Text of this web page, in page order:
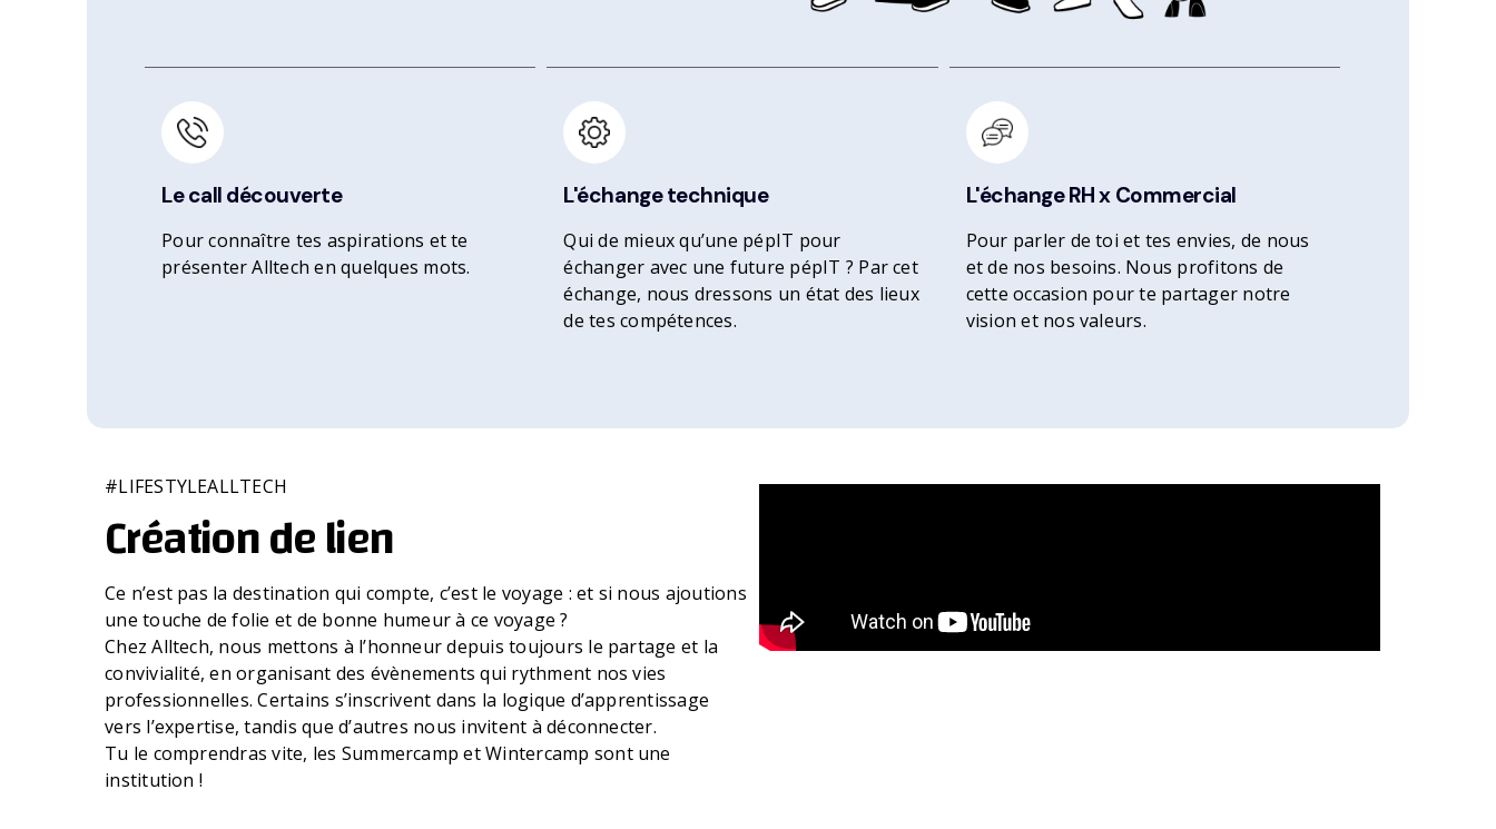
Le call découverte
Pour connaître tes aspirations et te
présenter Alltech en quelques mots.
L'échange technique
Qui de mieux qu’une pépIT pour
échanger avec une future pépIT ? Par cet
échange, nous dressons un état des lieux
de tes compétences.
L'échange RH x Commercial
Pour parler de toi et tes envies, de nous
et de nos besoins. Nous profitons de
cette occasion pour te partager notre
vision et nos valeurs.
#LIFESTYLEALLTECH
Création de lien
Ce n’est pas la destination qui compte, c’est le voyage : et si nous ajoutions
une touche de folie et de bonne humeur à ce voyage ?
Chez Alltech, nous mettons à l’honneur depuis toujours le partage et la
convivialité, en organisant des évènements qui rythment nos vies
professionnelles. Certains s’inscrivent dans la logique d’apprentissage
vers l’expertise, tandis que d’autres nous invitent à déconnecter.
Tu le comprendras vite, les Summercamp et Wintercamp sont une
institution !